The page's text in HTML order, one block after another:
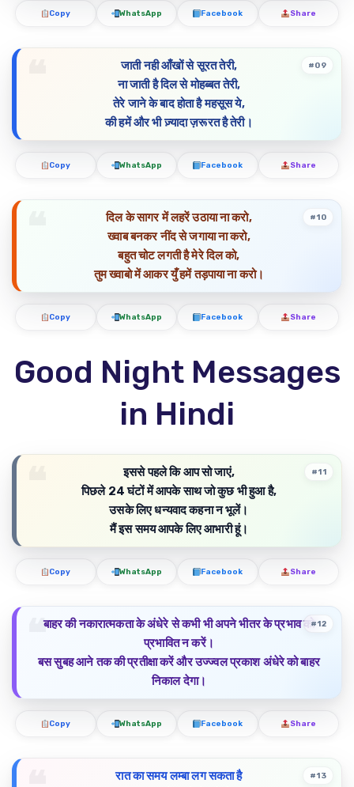
Copy WhatsApp Facebook Share
जाती नही आँखों से सूरत तेरी,
ना जाती है दिल से मोहब्बत तेरी,
तेरे जाने के बाद होता है महसूस ये,
की हमें और भी ज़्यादा ज़रूरत है तेरी।
#09
Copy WhatsApp Facebook Share
दिल के सागर में लहरें उठाया ना करो,
ख्वाब बनकर नींद से जगाया ना करो,
बहुत चोट लगती है मेरे दिल को,
तुम ख्वाबो में आकर युँ हमें तड़पाया ना करो।
#10
Copy WhatsApp Facebook Share
Good Night Messages
in Hindi
इससे पहले कि आप सो जाएं,
पिछले 24 घंटों में आपके साथ जो कुछ भी हुआ है,
उसके लिए धन्यवाद कहना न भूलें।
मैं इस समय आपके लिए आभारी हूं।
#11
Copy WhatsApp Facebook Share
बाहर की नकारात्मकता के अंधेरे से कभी भी अपने भीतर के प्रभाव को
प्रभावित न करें।
बस सुबह आने तक की प्रतीक्षा करें और उज्ज्वल प्रकाश अंधेरे को बाहर
निकाल देगा।
#12
Copy WhatsApp Facebook Share
रात का समय लम्बा लग सकता है
#13